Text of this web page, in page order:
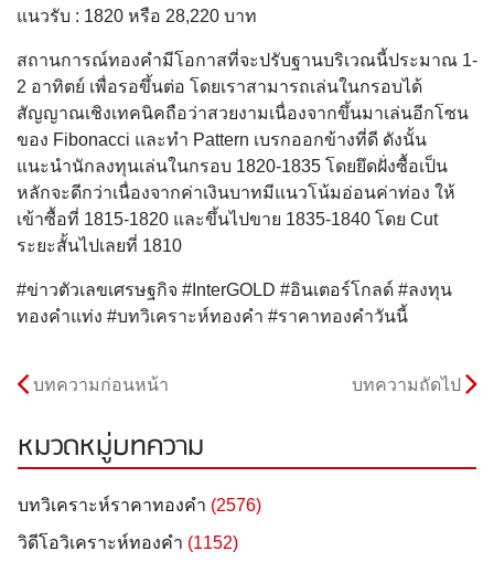
แนวรับ : 1820 หรือ 28,220 บาท
สถานการณ์ทองคำมีโอกาสที่จะปรับฐานบริเวณนี้ประมาณ 1-
2 อาทิตย์ เพื่อรอขึ้นต่อ โดยเราสามารถเล่นในกรอบได้
สัญญาณเชิงเทคนิคถือว่าสวยงามเนื่องจากขึ้นมาเล่นอีกโซน
ของ Fibonacci และทำ Pattern เบรกออกข้างที่ดี ดังนั้น
แนะนำนักลงทุนเล่นในกรอบ 1820-1835 โดยยึดฝั่งซื้อเป็น
หลักจะดีกว่าเนื่องจากค่าเงินบาทมีแนวโน้มอ่อนค่าท่อง ให้
เข้าซื้อที่ 1815-1820 และขึ้นไปขาย 1835-1840 โดย Cut
ระยะสั้นไปเลยที่ 1810
#ข่าวตัวเลขเศรษฐกิจ #InterGOLD #อินเตอร์โกลด์ #ลงทุน
ทองคำแท่ง #บทวิเคราะห์ทองคำ #ราคาทองคำวันนี้
บทความก่อนหน้า บทความถัดไป
หมวดหมู่บทความ
บทวิเคราะห์ราคาทองคำ (2576)
วิดีโอวิเคราะห์ทองคำ (1152)